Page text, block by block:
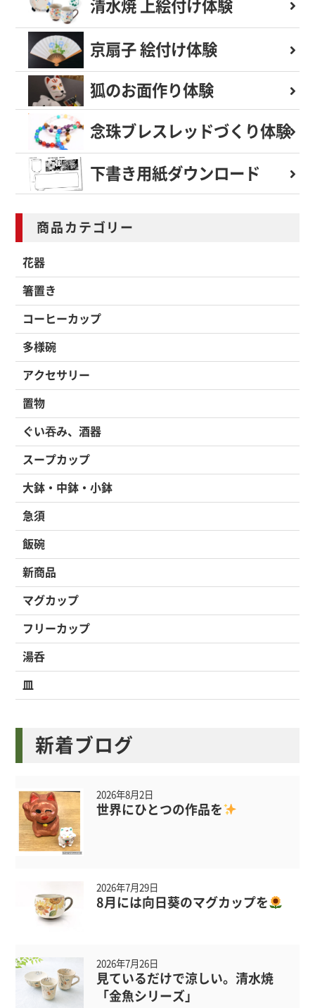
清水焼 上絵付け体験
京扇子 絵付け体験
狐のお面作り体験
念珠ブレスレッドづくり体験
下書き用紙ダウンロード
商品カテゴリー
花器
箸置き
コーヒーカップ
多様碗
アクセサリー
置物
ぐい吞み、酒器
スープカップ
大鉢・中鉢・小鉢
急須
飯碗
新商品
マグカップ
フリーカップ
湯呑
皿
新着ブログ
2026年8月2日
世界にひとつの作品を
2026年7月29日
8月には向日葵のマグカップを
2026年7月26日
見ているだけで涼しい。清水焼
「金魚シリーズ」